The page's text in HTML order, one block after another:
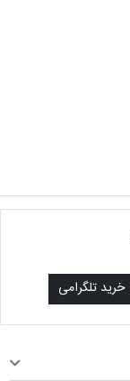
خرید تلگرامی